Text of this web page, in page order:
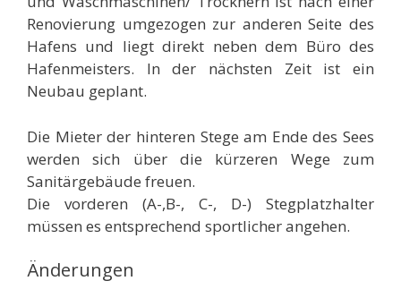
Renovierung umgezogen zur anderen Seite des
Hafens und liegt direkt neben dem Büro des
Hafenmeisters. In der nächsten Zeit ist ein
Neubau geplant.
Die Mieter der hinteren Stege am Ende des Sees
werden sich über die kürzeren Wege zum
Sanitärgebäude freuen.
Die vorderen (A-,B-, C-, D-) Stegplatzhalter
müssen es entsprechend sportlicher angehen.
Änderungen